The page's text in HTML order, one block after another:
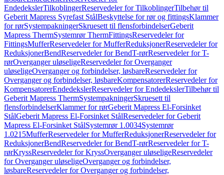
EndedekslerTilkoblingerReservedeler for TilkoblingerTilbehør til
Geberit Mapress Syrefast StålBeskyttelse for rør og fittingsKlammer
for rørSystempakningerSkruesett til flensforbindelserGeberit
Mapress ThermSystemrør ThermFittingsReservedeler for
FittingsMufferReservedeler for MufferReduksjonerReservedeler for
ReduksjonerBendReservedeler for BendT-rørReservedeler for T-
rørOverganger uløseligeReservedeler for Overganger
uløseligeOverganger og forbindelser, løsbareReservedeler for
Overganger og forbindelser, løsbareKompensatorerReservedeler for
KompensatorerEndedekslerReservedeler for EndedekslerTilbehør til
Geberit Mapress ThermSystempakningerSkruesett til
flensforbindelserKlammer for rørGeberit Mapress El-Forsinket
StålGeberit Mapress El-Forsinket StålReservedeler for Geberit
Mapress El-Forsinket StålSystemrør 1.0034Systemrør
1.0215MufferReservedeler for MufferReduksjonerReservedeler for
ReduksjonerBendReservedeler for BendT-rørReservedeler for T-
rørKryssReservedeler for KryssOverganger uløseligeReservedeler
for Overganger uløseligeOverganger og forbindelser,
løsbareReservedeler for Overganger og forbindelser,